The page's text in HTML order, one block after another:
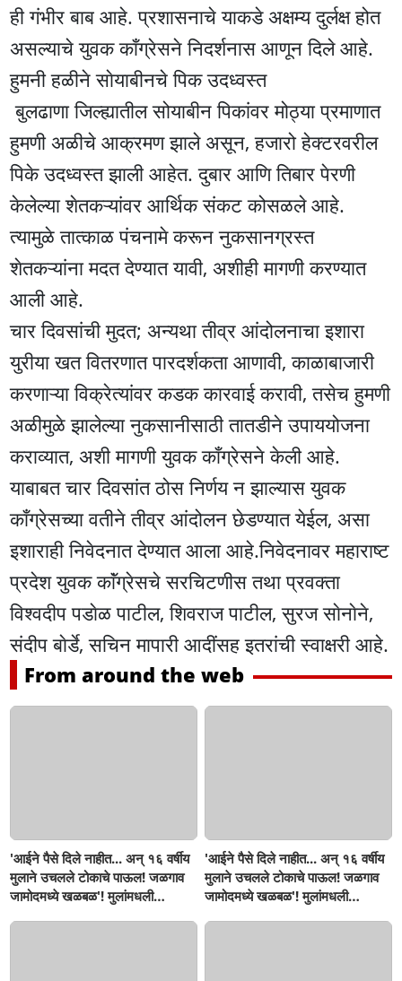
ही गंभीर बाब आहे. प्रशासनाचे याकडे अक्षम्य दुर्लक्ष होत
असल्याचे युवक काँग्रेसने निदर्शनास आणून दिले आहे.
हुमनी हळीने साेयाबीनचे पिक उदध्वस्त
बुलढाणा जिल्ह्यातील सोयाबीन पिकांवर मोठ्या प्रमाणात
हुमणी अळीचे आक्रमण झाले असून, हजारो हेक्टरवरील
पिके उदध्वस्त झाली आहेत. दुबार आणि तिबार पेरणी
केलेल्या शेतकऱ्यांवर आर्थिक संकट कोसळले आहे.
त्यामुळे तात्काळ पंचनामे करून नुकसानग्रस्त
शेतकऱ्यांना मदत देण्यात यावी, अशीही मागणी करण्यात
आली आहे.
चार दिवसांची मुदत; अन्यथा तीव्र आंदोलनाचा इशारा
युरीया खत वितरणात पारदर्शकता आणावी, काळाबाजारी
करणाऱ्या विक्रेत्यांवर कडक कारवाई करावी, तसेच हुमणी
अळीमुळे झालेल्या नुकसानीसाठी तातडीने उपाययोजना
कराव्यात, अशी मागणी युवक काँग्रेसने केली आहे.
याबाबत चार दिवसांत ठोस निर्णय न झाल्यास युवक
काँग्रेसच्या वतीने तीव्र आंदोलन छेडण्यात येईल, असा
इशाराही निवेदनात देण्यात आला आहे.निवेदनावर महाराष्ट
प्रदेश युवक काॅंग्रेसचे सरचिटणीस तथा प्रवक्ता
विश्वदीप पडाेळ पाटील, शिवराज पाटील, सुरज साेनाेने,
संदीप बाेर्डे, सचिन मापारी आदींसह इतरांची स्वाक्षरी आहे.
From around the web
'आईने पैसे दिले नाहीत... अन् १६ वर्षीय
मुलाने उचलले टोकाचे पाऊल! जळगाव
जामोदमध्ये खळबळ'! मुलांमधली
'आईने पैसे दिले नाहीत... अन् १६ वर्षीय
मुलाने उचलले टोकाचे पाऊल! जळगाव
जामोदमध्ये खळबळ'! मुलांमधली